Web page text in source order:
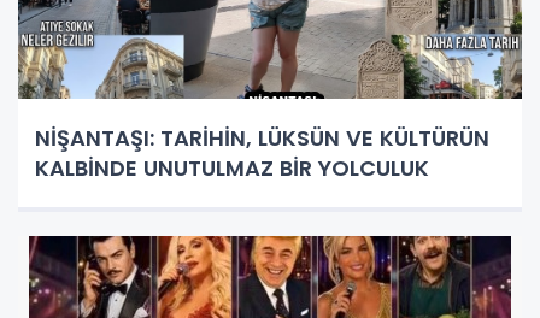
NİŞANTAŞI: TARİHİN, LÜKSÜN VE KÜLTÜRÜN
KALBİNDE UNUTULMAZ BİR YOLCULUK